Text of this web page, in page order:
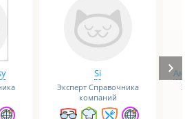
Si
Эксперт Справочника
компаний